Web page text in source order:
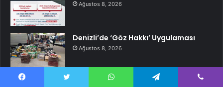
Ağustos 8, 2026
Denizli’de ‘Göz Hakkı’ Uygulaması
Ağustos 8, 2026